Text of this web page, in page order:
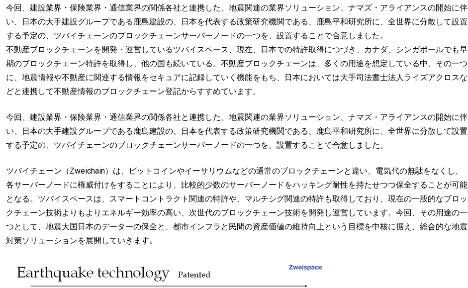
今回、建設業界・保険業界・通信業界の関係各社と連携した、地震関連の業界ソリューション、ナマズ・アライアンスの開始に伴
い、日本の大手建設グループである鹿島建設の、日本を代表する政策研究機関である、鹿島平和研究所に、全世界に分散して設置
する予定の、ツバイチェーンのブロックチェーンサーバーノードの一つを、設置することで合意しました。
不動産ブロックチェーンを開発・運営しているツバイスペース、現在、日本での特許取得につづき、カナダ、シンガポールでも早
期のブロックチェーン特許を取得し、他の国も続いている。不動産ブロックチェーンは、多くの用途を想定している中、その一つ
に、地震情報や不動産に関連する情報をセキュアに記録していく機能をもち、日本においては大手司法書士法人ライズアクロスな
どと連携して不動産情報のブロックチェーン登記からすすめています。
今回、建設業界・保険業界・通信業界の関係各社と連携した、地震関連の業界ソリューション、ナマズ・アライアンスの開始に伴
い、日本の大手建設グループである鹿島建設の、日本を代表する政策研究機関である、鹿島平和研究所に、全世界に分散して設置
する予定の、ツバイチェーンのブロックチェーンサーバーノードの一つを、設置することで合意しました。
ツバイチェーン（Zweichain）は、ビットコインやイーサリウムなどの通常のブロックチェーンと違い、電気代の無駄をなくし、
各サーバーノードに権威付けをすることにより、比較的少数のサーバーノードをハッキング耐性を持たせつつ保全することが可能
となる。ツバイスペースは、スマートコントラクト関連の特許や、マルチシグ関連の特許も取得しており、現在の一般的なブロッ
クチェーン技術よりもよりエネルギー効率の高い、次世代のブロックチェーン技術を開発し運営しています。今回、その用途の一
つとして、地震大国日本のデーターの保全と、都市インフラと民間の資産価値の維持向上という目標を中核に据え、総合的な地震
対策ソリューションを展開していきます。